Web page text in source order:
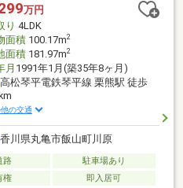
。・飯山南小学校まで約1200
万円
り 4LDK
面積100.17m2
面積181.97m2
月 1991年1月(築35年8ヶ月)
高松琴平電鉄琴平線 栗熊駅 徒歩
の交通
香川県丸亀市飯山町川原
路
駐車場あり
権 即入居可